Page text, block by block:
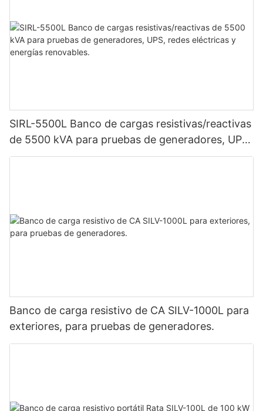
SIRL-5500L Banco de cargas resistivas/reactivas
de 5500 kVA para pruebas de generadores, UPS,
redes eléctricas y energías renovables.
Banco de carga resistivo de CA SILV-1000L para
exteriores, para pruebas de generadores.